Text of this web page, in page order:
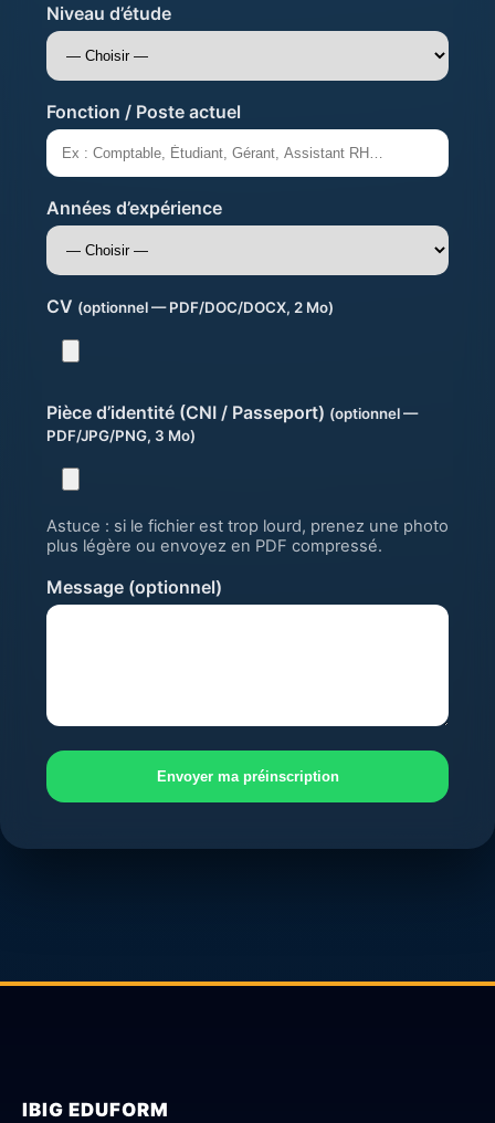
Niveau d’étude
Fonction / Poste actuel
Années d’expérience
CV (optionnel — PDF/DOC/DOCX, 2 Mo)
Pièce d’identité (CNI / Passeport) (optionnel —
PDF/JPG/PNG, 3 Mo)
Astuce : si le fichier est trop lourd, prenez une photo
plus légère ou envoyez en PDF compressé.
Message (optionnel)
Envoyer ma préinscription
IBIG EDUFORM